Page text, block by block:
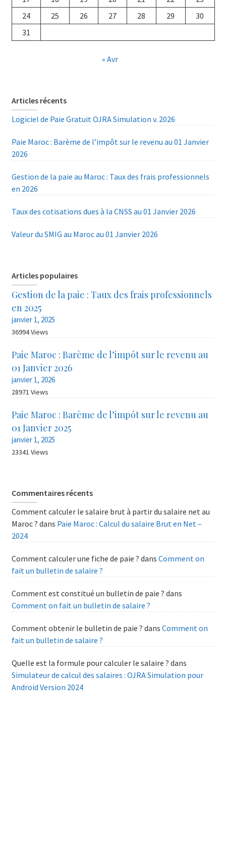
24
25 26 27 28 29
30
31
« Avr
Articles récents
Logiciel de Paie Gratuit OJRA Simulation v. 2026
Paie Maroc : Barème de l’impôt sur le revenu au 01 Janvier
2026
Gestion de la paie au Maroc : Taux des frais professionnels
en 2026
Taux des cotisations dues à la CNSS au 01 Janvier 2026
Valeur du SMIG au Maroc au 01 Janvier 2026
Articles populaires
Gestion de la paie : Taux des frais professionnels
en 2025
janvier 1, 2025
36994 Views
Paie Maroc : Barème de l’impôt sur le revenu au
01 Janvier 2026
janvier 1, 2026
28971 Views
Paie Maroc : Barème de l’impôt sur le revenu au
01 Janvier 2025
janvier 1, 2025
23341 Views
Commentaires récents
Comment calculer le salaire brut à partir du salaire net au
Maroc ? dans Paie Maroc : Calcul du salaire Brut en Net –
2024
Comment calculer une fiche de paie ? dans Comment on
fait un bulletin de salaire ?
Comment est constitué un bulletin de paie ? dans
Comment on fait un bulletin de salaire ?
Comment obtenir le bulletin de paie ? dans Comment on
fait un bulletin de salaire ?
Quelle est la formule pour calculer le salaire ? dans
Simulateur de calcul des salaires : OJRA Simulation pour
Android Version 2024